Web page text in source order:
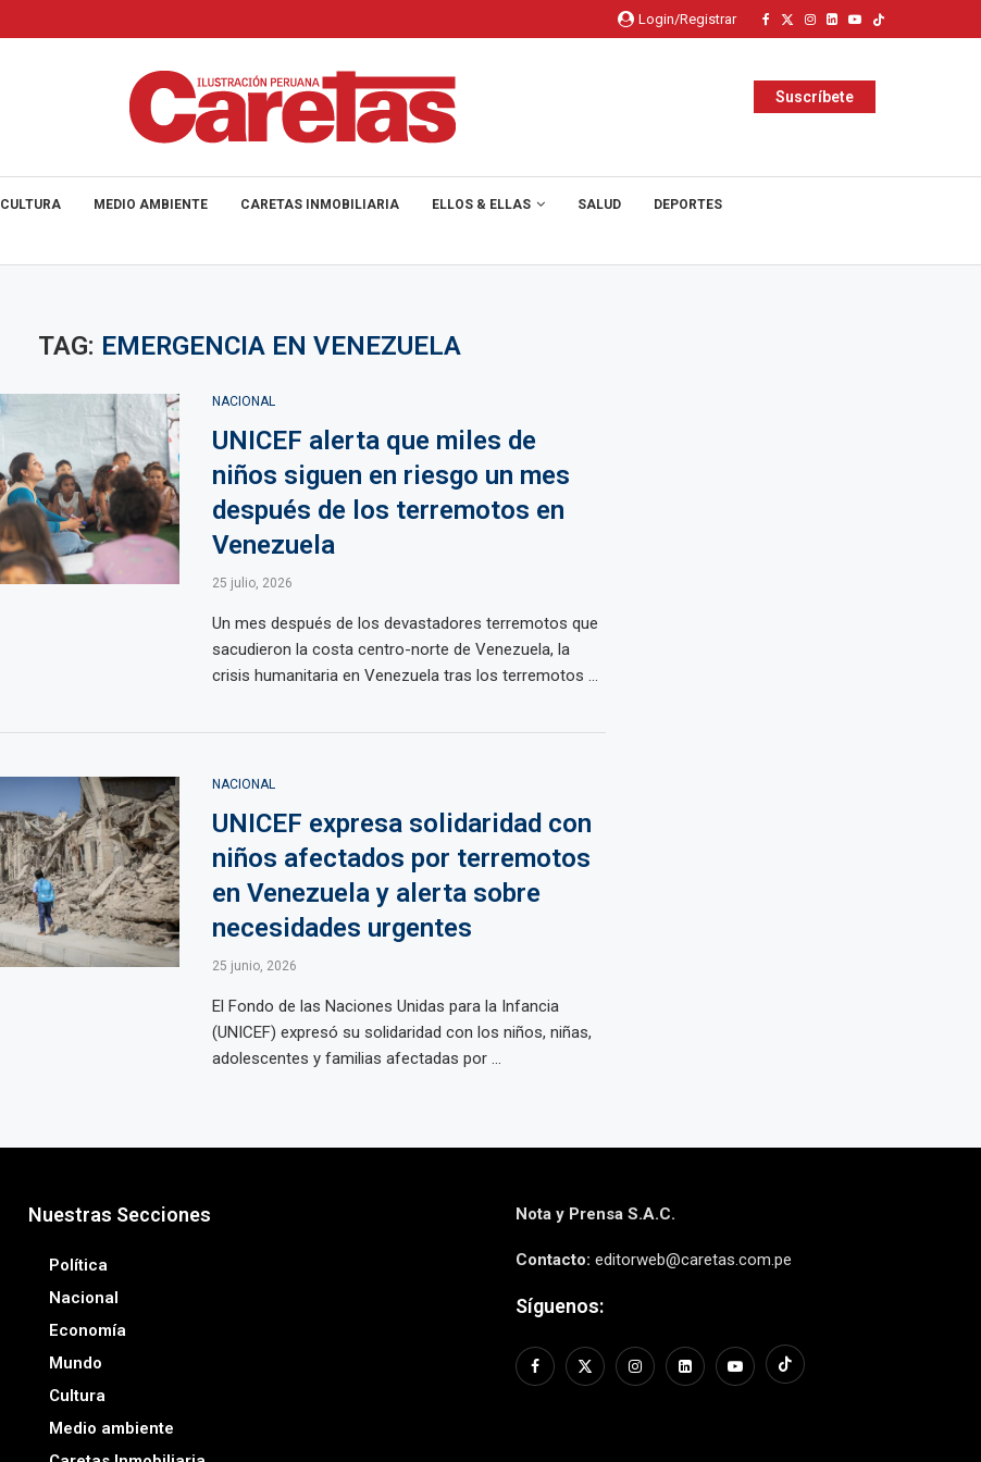
Login/Registrar
Suscríbete
CULTURA MEDIO AMBIENTE CARETAS INMOBILIARIA ELLOS & ELLAS SALUD DEPORTES
TAG: EMERGENCIA EN VENEZUELA
NACIONAL
UNICEF alerta que miles de
niños siguen en riesgo un mes
después de los terremotos en
Venezuela
25 julio, 2026
Un mes después de los devastadores terremotos que
sacudieron la costa centro-norte de Venezuela, la
crisis humanitaria en Venezuela tras los terremotos ...
NACIONAL
UNICEF expresa solidaridad con
niños afectados por terremotos
en Venezuela y alerta sobre
necesidades urgentes
25 junio, 2026
El Fondo de las Naciones Unidas para la Infancia
(UNICEF) expresó su solidaridad con los niños, niñas,
adolescentes y familias afectadas por ...
Nuestras Secciones
Política
Nacional
Economía
Mundo
Cultura
Medio ambiente
Nota y Prensa S.A.C.
Contacto: editorweb@caretas.com.pe
Síguenos: